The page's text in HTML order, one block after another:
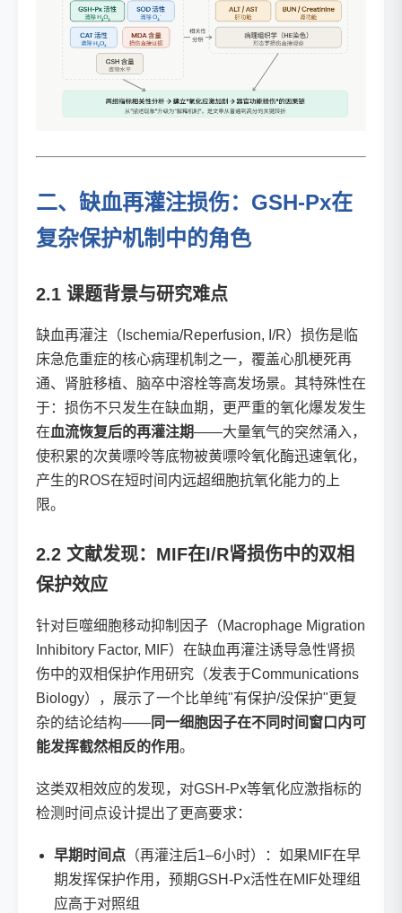
二、缺血再灌注损伤：GSH-Px在
复杂保护机制中的角色
2.1 课题背景与研究难点
缺血再灌注（Ischemia/Reperfusion, I/R）损伤是临
床急危重症的核心病理机制之一，覆盖心肌梗死再
通、肾脏移植、脑卒中溶栓等高发场景。其特殊性在
于：损伤不只发生在缺血期，更严重的氧化爆发发生
在血流恢复后的再灌注期——大量氧气的突然涌入，
使积累的次黄嘌呤等底物被黄嘌呤氧化酶迅速氧化，
产生的ROS在短时间内远超细胞抗氧化能力的上
限。
2.2 文献发现：MIF在I/R肾损伤中的双相
保护效应
针对巨噬细胞移动抑制因子（Macrophage Migration
Inhibitory Factor, MIF）在缺血再灌注诱导急性肾损
伤中的双相保护作用研究（发表于Communications
Biology），展示了一个比单纯"有保护/没保护"更复
杂的结论结构——同一细胞因子在不同时间窗口内可
能发挥截然相反的作用。
这类双相效应的发现，对GSH-Px等氧化应激指标的
检测时间点设计提出了更高要求：
早期时间点 （再灌注后1–6小时）：如果MIF在早
期发挥保护作用，预期GSH-Px活性在MIF处理组
应高于对照组